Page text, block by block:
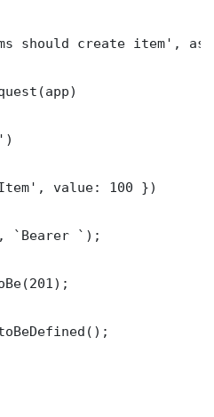
should create item',
value: 100 })
`Bearer `);